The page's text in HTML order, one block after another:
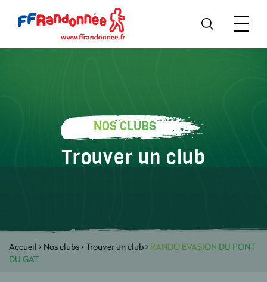
NOS CLUBS
Trouver un club
Accueil > Nos clubs>Trouver un club> RANDO EVASION DU PONT
DU GAT